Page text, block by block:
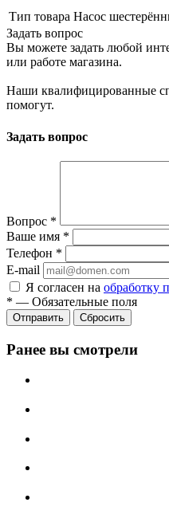
Тип товара Насос
Задать вопрос
Вы можете задать любой
или работе магазина.
Наши квалифицированные
помогут.
Задать вопрос
Вопрос *
Ваше имя *
Телефон *
E-mail
Я согласен на обработку
* — Обязательные поля
Сбросить
Ранее вы смотрели